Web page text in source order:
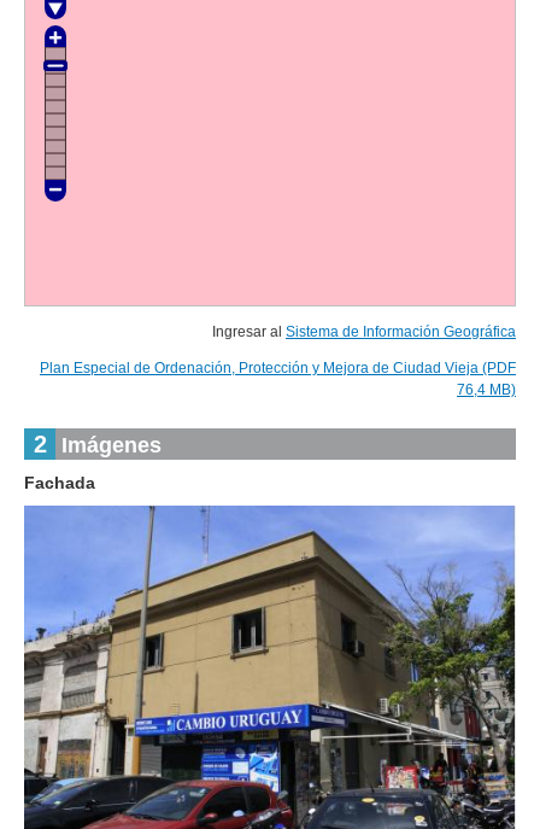
Ingresar al Sistema de Información Geográfica
Plan Especial de Ordenación, Protección y Mejora de Ciudad Vieja (PDF
76,4 MB)
2 Imágenes
Fachada
1de